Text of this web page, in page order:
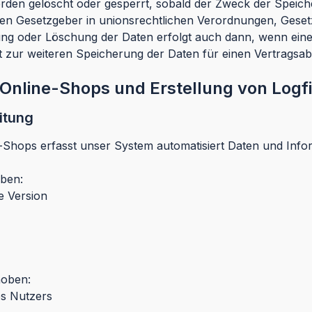
gelöscht oder gesperrt, sobald der Zweck der
Gesetzgeber in unionsrechtlichen Verordnungen,
oder Löschung der Daten erfolgt auch dann, wenn
weiteren Speicherung der Daten für einen
Shops und Erstellung von
erfasst unser System automatisiert Daten und
Version
Nutzers